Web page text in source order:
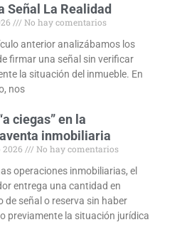
Señal La Realidad
No hay comentarios
anterior analizábamos los
firmar una señal sin verificar
la situación del inmueble. En
nos
ciegas” en la
inmobiliaria
2026
No hay comentarios
operaciones inmobiliarias, el
entrega una cantidad en
de señal o reserva sin haber
previamente la situación jurídica